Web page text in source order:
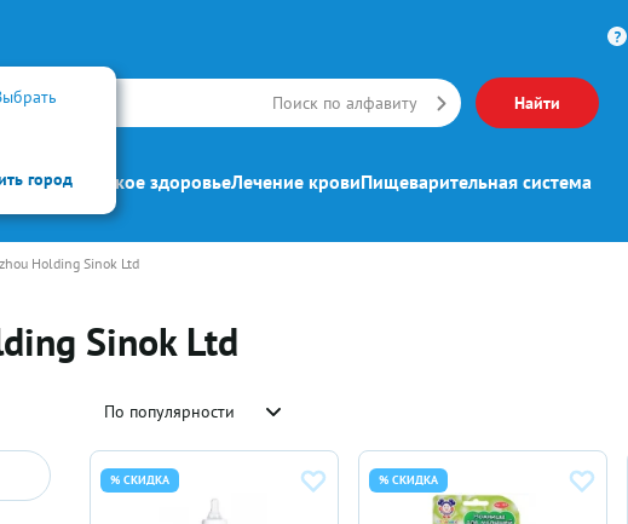
город
Искать Поиск по алфавиту Найти
и гриппЖенское здоровьеЛечение кровиПищеварительная система
Holding Sinok Ltd
Sinok Ltd
По популярности
% СКИДКА % СКИДКА